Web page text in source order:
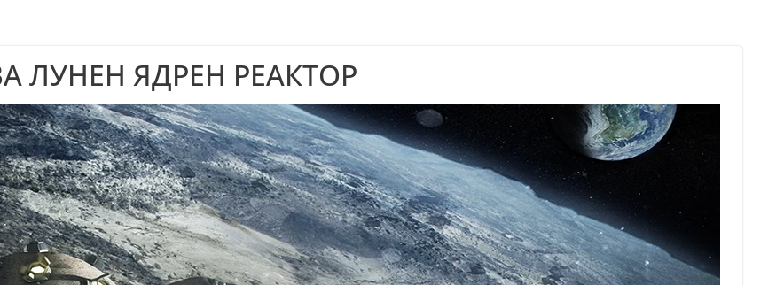
ЛУНЕН ЯДРЕН РЕАКТОР